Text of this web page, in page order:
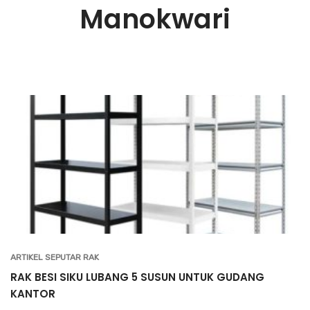
Manokwari
ARTIKEL SEPUTAR RAK
RAK BESI SIKU LUBANG 5 SUSUN UNTUK GUDANG
KANTOR